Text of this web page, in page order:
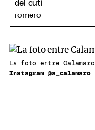
La foto entre
Instagram @a_calamaro